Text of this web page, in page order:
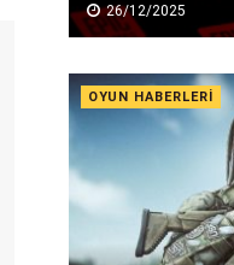
26/12/2025
OYUN HABERLERI